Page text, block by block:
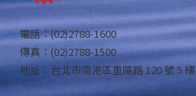
電話：(02)2788-1600
傳真：(02)2788-1500
地址：台北市南港區重陽路 120 號 5 樓